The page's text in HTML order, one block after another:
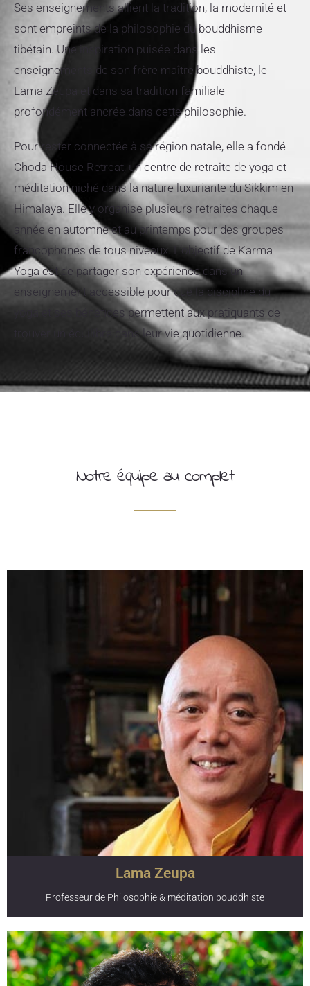
Ses enseignements allient la tradition, la modernité et
sont empreints de la philosophie du bouddhisme
tibétain. Une inspiration puisée dans les
enseignements de son frère maître bouddhiste, le
Lama Zeupa et dans sa tradition familiale
profondément ancrée dans cette philosophie.
Pour rester connectée à sa région natale, elle a fondé
Choda House Retreat, un centre de retraite de yoga et
méditation niché dans la nature luxuriante du Sikkim en
Himalaya. Elle y organise plusieurs retraites chaque
année en automne et au printemps pour des groupes
francophones de tous niveaux. L’objectif de Karma
Yoga est de partager son expérience dans un
enseignement accessible pour que la discipline du
yoga et ses bénéfices permettent aux pratiquants de
trouver un équilibre dans leur vie quotidienne.
Notre équipe au complet
Lama Zeupa
Professeur de Philosophie & méditation bouddhiste
Lama Zeupa est originaire du Sikkim (Inde Himalaya). Il est